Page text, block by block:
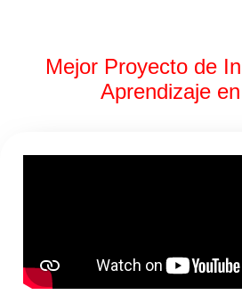
Mejor Proyecto de
Aprendizaje